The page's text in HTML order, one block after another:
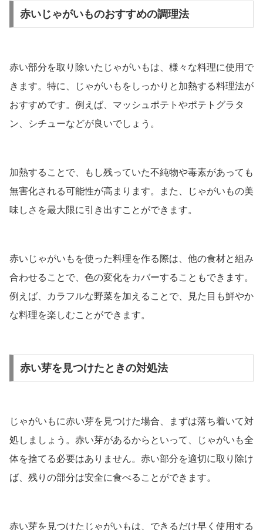
赤いじゃがいものおすすめの調理法
赤い部分を取り除いたじゃがいもは、様々な料理に使用で
きます。特に、じゃがいもをしっかりと加熱する料理法が
おすすめです。例えば、マッシュポテトやポテトグラタ
ン、シチューなどが良いでしょう。
加熱することで、もし残っていた不純物や毒素があっても
無害化される可能性が高まります。また、じゃがいもの美
味しさを最大限に引き出すことができます。
赤いじゃがいもを使った料理を作る際は、他の食材と組み
合わせることで、色の変化をカバーすることもできます。
例えば、カラフルな野菜を加えることで、見た目も鮮やか
な料理を楽しむことができます。
赤い芽を見つけたときの対処法
じゃがいもに赤い芽を見つけた場合、まずは落ち着いて対
処しましょう。赤い芽があるからといって、じゃがいも全
体を捨てる必要はありません。赤い部分を適切に取り除け
ば、残りの部分は安全に食べることができます。
赤い芽を見つけたじゃがいもは、できるだけ早く使用する